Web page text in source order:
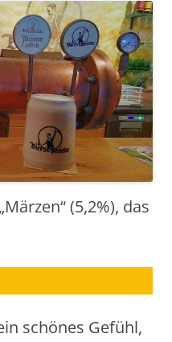
(5,2%), das
schönes Gefühl,